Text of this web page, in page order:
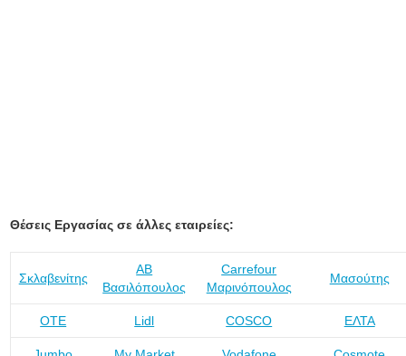
Θέσεις Εργασίας σε άλλες εταιρείες:
Σκλαβενίτης
ΑΒ
Βασιλόπουλος
Carrefour
Μαρινόπουλος
Μασούτης
ΟΤΕ Lidl COSCO ΕΛΤΑ